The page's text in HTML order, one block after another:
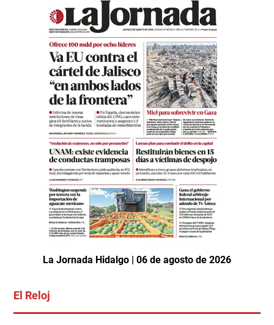
La Jornada Hidalgo | 06 de agosto de 2026
El Reloj